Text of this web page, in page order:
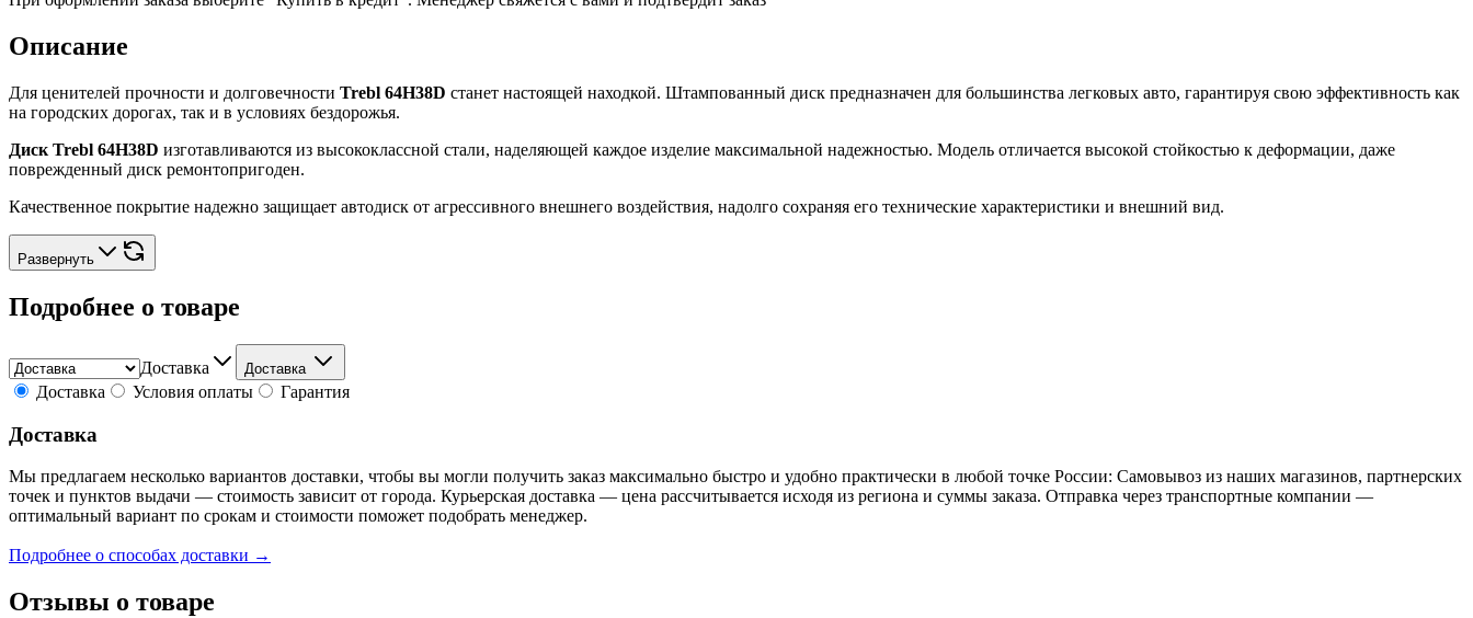
Описание
Для ценителей прочности и долговечности Trebl 64H38D станет настоящей находкой. Штампованный диск предназначен для большинства легковых авто, гарантируя свою эффективность как
на городских дорогах, так и в условиях бездорожья.
Диск Trebl 64H38D изготавливаются из высококлассной стали, наделяющей каждое изделие максимальной надежностью. Модель отличается высокой стойкостью к деформации, даже
поврежденный диск ремонтопригоден.
Качественное покрытие надежно защищает автодиск от агрессивного внешнего воздействия, надолго сохраняя его технические характеристики и внешний вид.
Развернуть
Подробнее о товаре
Доставка Доставка
Доставка Условия оплаты Гарантия
Доставка
Мы предлагаем несколько вариантов доставки, чтобы вы могли получить заказ максимально быстро и удобно практически в любой точке России: Самовывоз из наших магазинов, партнерских
точек и пунктов выдачи — стоимость зависит от города. Курьерская доставка — цена рассчитывается исходя из региона и суммы заказа. Отправка через транспортные компании —
оптимальный вариант по срокам и стоимости поможет подобрать менеджер.
Подробнее о способах доставки →
Отзывы о товаре